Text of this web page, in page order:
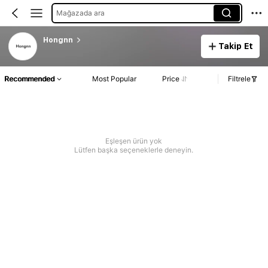
Mağazada ara
Hongnn
Takip Et
Recommended Most Popular Price Filtrele
Eşleşen ürün yok
Lütfen başka seçeneklerle deneyin.